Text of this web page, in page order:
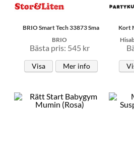
BRIO Smart Tech 33873 Sma
BRIO
Bästa pris: 545 kr
Visa Mer info
Kort